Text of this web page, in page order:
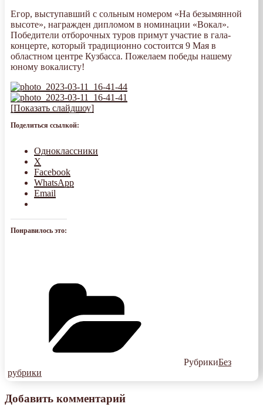
Егор, выступавший с сольным номером «На безымянной
высоте», награжден дипломом в номинации «Вокал».
Победители отборочных туров примут участие в гала-
концерте, который традиционно состоится 9 Мая в
областном центре Кузбасса. Пожелаем победы нашему
юному вокалисту!
[Показать слайдшоу]
Поделиться ссылкой:
Одноклассники
X
Facebook
WhatsApp
Email
Понравилось это:
РубрикиБез
рубрики
Добавить комментарий